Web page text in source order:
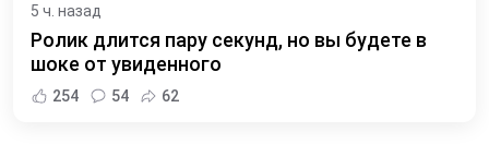
5 ч. назад
Ролик длится пару секунд, но вы будете в
шоке от увиденного
254 54 62